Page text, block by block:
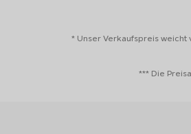
* Unser Verkaufspreis
*** Die